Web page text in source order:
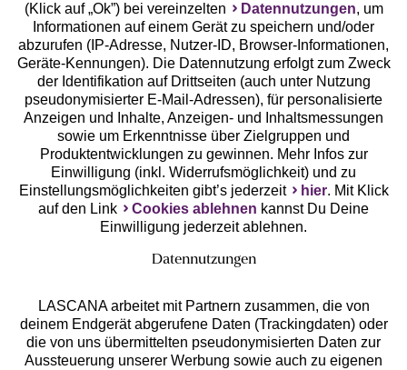
Geprüfte Sicherheit
Unsere Apps
Services
(Klick auf „Ok”) bei vereinzelten
Datennutzungen, um
Informationen auf einem Gerät zu speichern und/oder
abzurufen (IP-Adresse, Nutzer-ID, Browser-Informationen,
Geräte-Kennungen). Die Datennutzung erfolgt zum Zweck
der Identifikation auf Drittseiten (auch unter Nutzung
pseudonymisierter E-Mail-Adressen), für personalisierte
Anzeigen und Inhalte, Anzeigen- und Inhaltsmessungen
sowie um Erkenntnisse über Zielgruppen und
Produktentwicklungen zu gewinnen. Mehr Infos zur
Einwilligung (inkl. Widerrufsmöglichkeit) und zu
Einstellungsmöglichkeiten gibt’s jederzeit
hier. Mit Klick
auf den Link
Cookies ablehnen kannst Du Deine
Einwilligung jederzeit ablehnen.
Datennutzungen
LASCANA arbeitet mit Partnern zusammen, die von
deinem Endgerät abgerufene Daten (Trackingdaten) oder
die von uns übermittelten pseudonymisierten Daten zur
Aussteuerung unserer Werbung sowie auch zu eigenen